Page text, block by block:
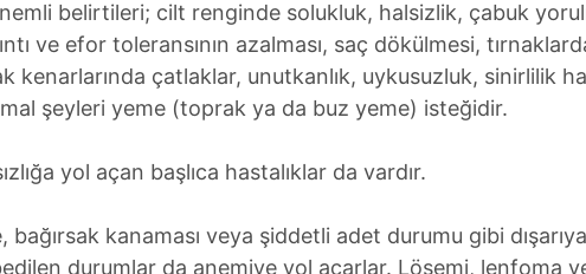
uygun olarak kullanılan çerezlerle ilgili bilgi almak için lütfen
belirtileri; cilt renginde solukluk, halsizlik, çabuk
ve efor toleransının azalması, saç dökülmesi,
kenarlarında çatlaklar, unutkanlık, uykusuzluk, sinirlilik
şeyleri yeme (toprak ya da buz yeme) isteğidir.
yol açan başlıca hastalıklar da vardır.
bağırsak kanaması veya şiddetli adet durumu gibi
durumlar da anemiye yol açarlar. Lösemi, lenfoma